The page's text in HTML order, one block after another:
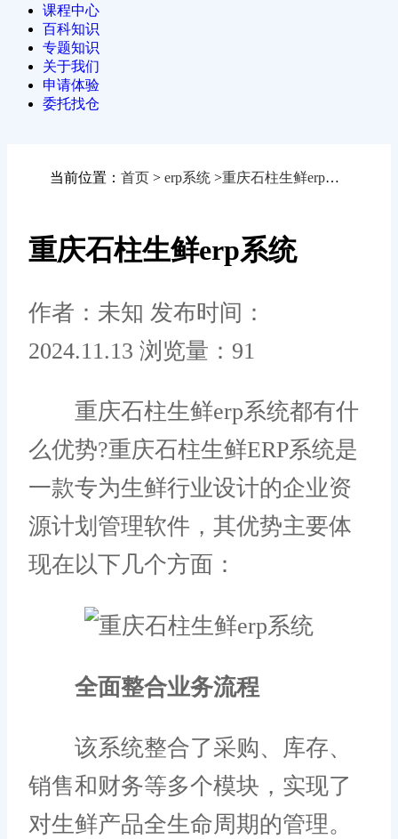
课程中心
百科知识
专题知识
关于我们
申请体验
委托找仓
当前位置： 首页 > erp系统 >重庆石柱生鲜erp系统
重庆石柱生鲜erp系统
作者：未知 发布时间：
2024.11.13 浏览量：91
重庆石柱生鲜erp系统都有什
么优势?重庆石柱生鲜ERP系统是
一款专为生鲜行业设计的企业资
源计划管理软件，其优势主要体
现在以下几个方面：
全面整合业务流程
该系统整合了采购、库存、
销售和财务等多个模块，实现了
对生鲜产品全生命周期的管理。